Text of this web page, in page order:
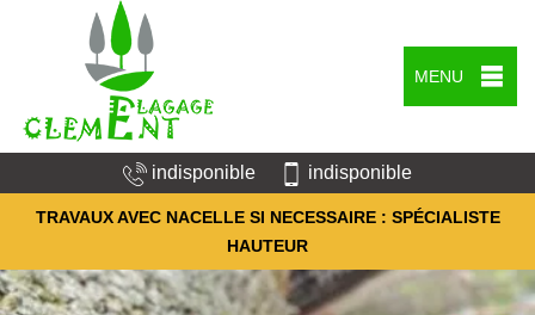
MENU
indisponible indisponible
TRAVAUX AVEC NACELLE SI NECESSAIRE : SPÉCIALISTE
HAUTEUR